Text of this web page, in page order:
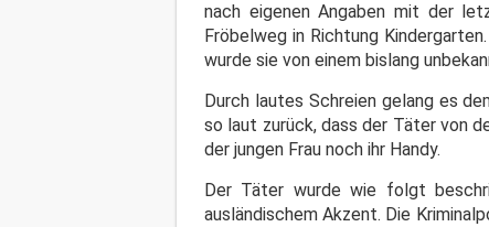
nach eigenen Angaben mit der
Fröbelweg in Richtung
wurde sie von einem bislang
Durch lautes Schreien gelang es
so laut zurück, dass der Täter von
der jungen Frau noch ihr Handy.
Der Täter wurde wie folgt
ausländischem Akzent. Die